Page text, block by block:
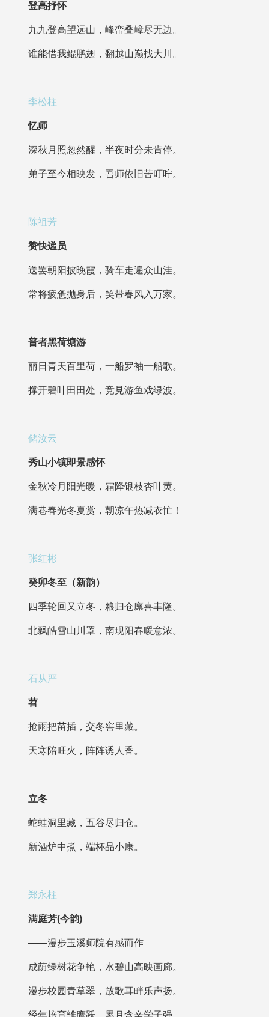
登高抒怀
九九登高望远山，峰峦叠嶂尽无边。
谁能借我鲲鹏翅，翻越山巅找大川。
李松柱
忆师
深秋月照忽然醒，半夜时分未肯停。
弟子至今相映发，吾师依旧苦叮咛。
陈祖芳
赞快递员
送罢朝阳披晚霞，骑车走遍众山洼。
常将疲惫抛身后，笑带春风入万家。
普者黑荷塘游
丽日青天百里荷，一船罗袖一船歌。
撑开碧叶田田处，竞見游鱼戏绿波。
储汝云
秀山小镇即景感怀
金秋冷月阳光暖，霜降银枝杏叶黄。
满巷春光冬夏赏，朝凉午热减衣忙！
张红彬
癸卯冬至（新韵）
四季轮回又立冬，粮归仓廪喜丰隆。
北飘皓雪山川罩，南现阳春暖意浓。
石从严
苕
抢雨把苗插，交冬窖里藏。
天寒陪旺火，阵阵诱人香。
立冬
蛇蛙洞里藏，五谷尽归仓。
新酒炉中煮，端杯品小康。
郑永柱
满庭芳(今韵)
——漫步玉溪师院有感而作
成荫绿树花争艳，水碧山高映画廊。
漫步校园青草翠，放歌耳畔乐声扬。